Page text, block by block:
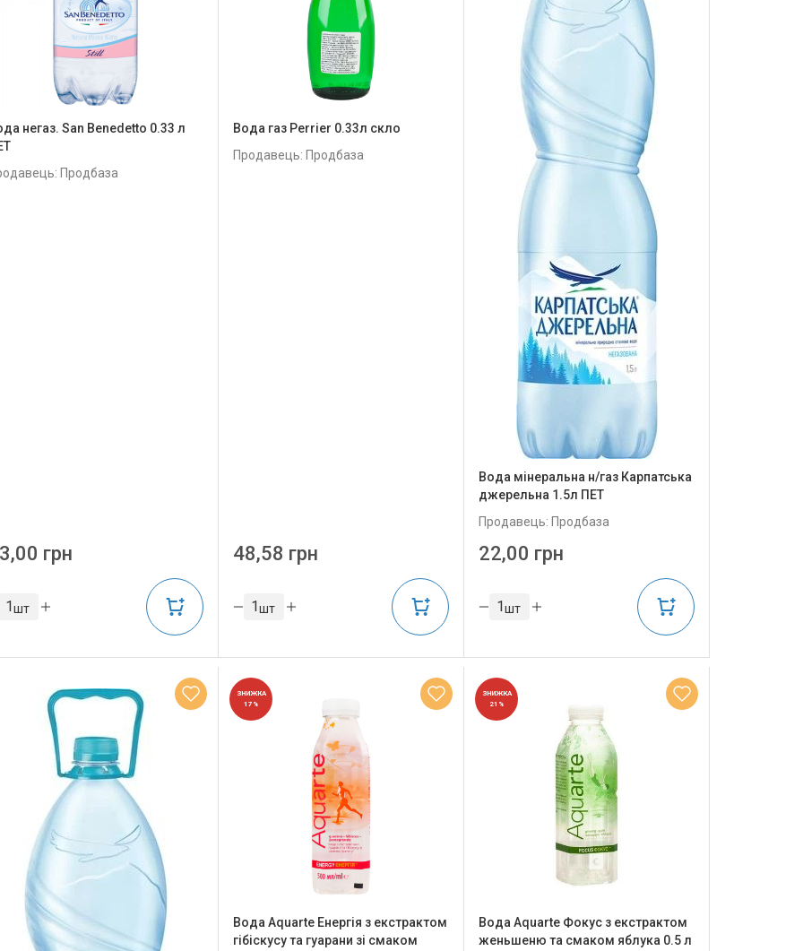
негаз. San Benedetto 0.33 л
Продбаза
грн
шт
Вода газ Perrier 0.33л скло
Продавець: Продбаза
48,58 грн
шт
Вода мінеральна н/газ Карпатська
джерельна 1.5л ПЕТ
Продавець: Продбаза
22,00 грн
шт
ЗНИЖКА
17%
Вода Aquarte Енергія з екстрактом
гібіскусу та гуарани зі смаком
ЗНИЖКА
21%
Вода Aquarte Фокус з екстрактом
женьшеню та смаком яблука 0.5 л